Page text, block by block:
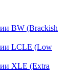
BW (Brackish
LCLE (Low
XLE (Extra